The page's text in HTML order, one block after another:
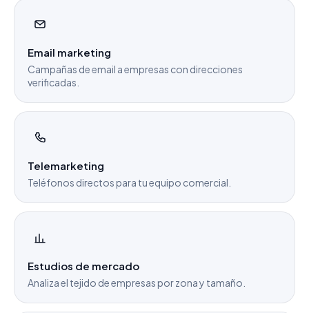
Email marketing
Campañas de email a empresas con direcciones
verificadas.
Telemarketing
Teléfonos directos para tu equipo comercial.
Estudios de mercado
Analiza el tejido de empresas por zona y tamaño.